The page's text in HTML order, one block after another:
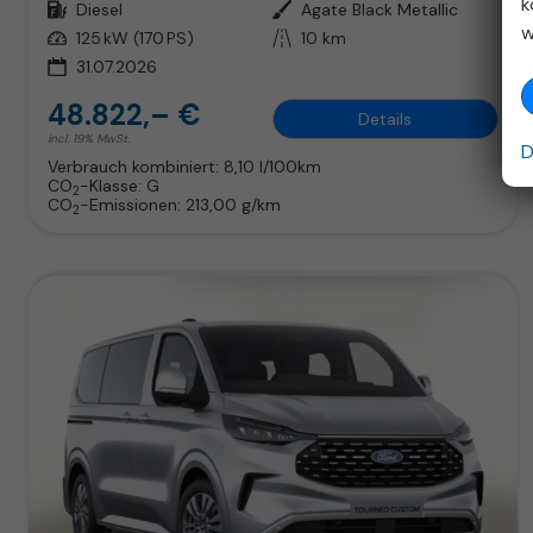
Kraftstoff Diesel Außenfarbe Agate Black Metallic
Leistung 125 kW (170 PS) Kilometerstand 10 km
31.07.2026
48.822,– €
incl. 19% MwSt.
Details
Verbrauch kombiniert: 8,10 l/100km
CO2-Klasse: G
CO2-Emissionen: 213,00 g/km